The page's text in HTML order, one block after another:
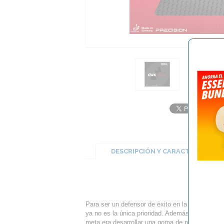
DESCRIPCIÓN Y CARACTERÍSTICAS
Para ser un defensor de éxito en la actualidad
ya no es la única prioridad. Además, un
meta era desarrollar una goma de picos